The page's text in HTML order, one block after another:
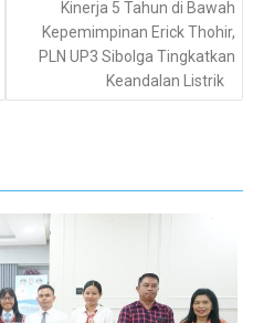
Kinerja 5 Tahun di Bawah
Kepemimpinan Erick Thohir,
PLN UP3 Sibolga Tingkatkan
Keandalan Listrik